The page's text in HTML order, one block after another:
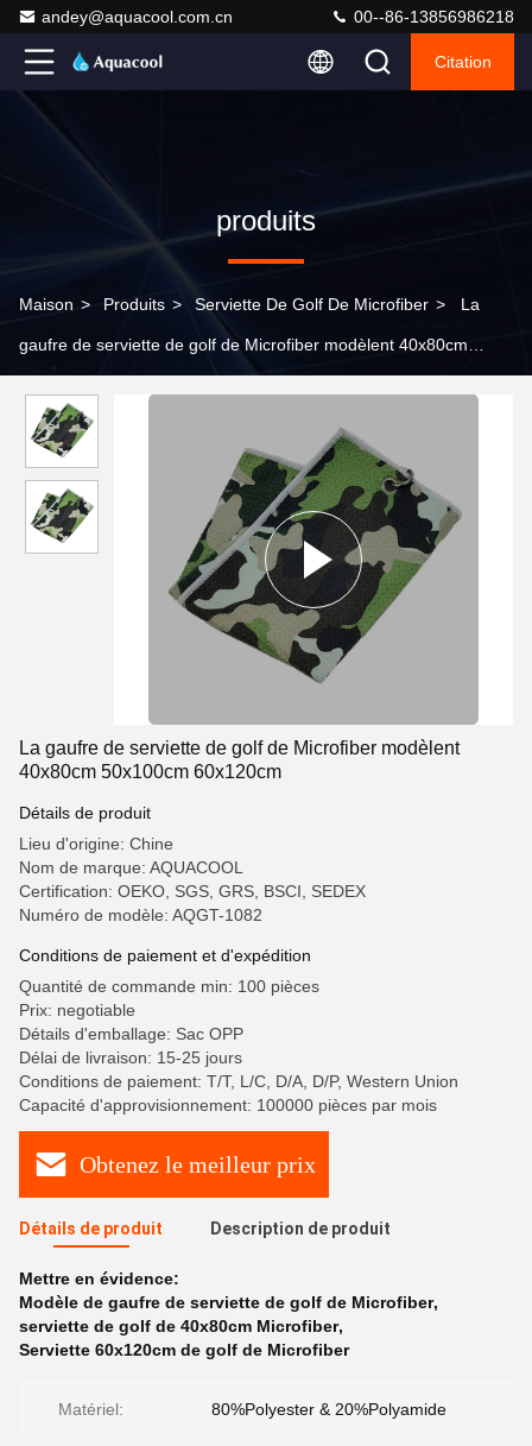
andey@aquacool.com.cn 00--86-13856986218
Citation
produits
Maison > Produits > Serviette De Golf De Microfiber > La
gaufre de serviette de golf de Microfiber modèlent 40x80cm
La gaufre de serviette de golf de Microfiber modèlent
40x80cm 50x100cm 60x120cm
Détails de produit
Lieu d'origine: Chine
Nom de marque: AQUACOOL
Certification: OEKO, SGS, GRS, BSCI, SEDEX
Numéro de modèle: AQGT-1082
Conditions de paiement et d'expédition
Quantité de commande min: 100 pièces
Prix: negotiable
Détails d'emballage: Sac OPP
Délai de livraison: 15-25 jours
Conditions de paiement: T/T, L/C, D/A, D/P, Western Union
Capacité d'approvisionnement: 100000 pièces par mois
Obtenez le meilleur prix
Détails de produit Description de produit
Mettre en évidence:
Modèle de gaufre de serviette de golf de Microfiber,
serviette de golf de 40x80cm Microfiber,
Serviette 60x120cm de golf de Microfiber
Matériel: 80%Polyester & 20%Polyamide